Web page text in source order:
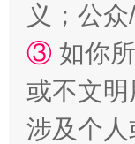
招工难
义；公
③ 如你
或不文
涉及个